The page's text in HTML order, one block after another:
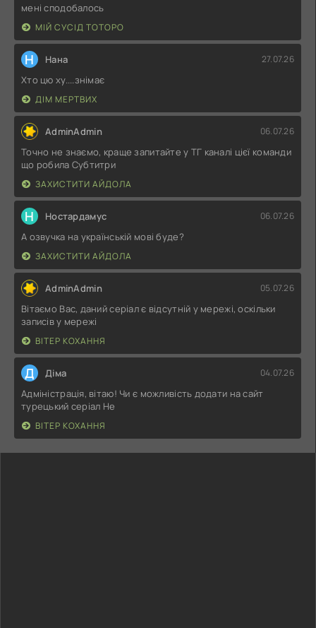
мені сподобалось
МІЙ СУСІД ТОТОРО
Н Нана 27.07.26
Хто цю ху....знімає
ДІМ МЕРТВИХ
AdminAdmin 06.07.26
Точно не знаємо, краще запитайте у ТГ каналі цієї команди
що робила Субтитри
ЗАХИСТИТИ АЙДОЛА
Н Ностардамус 06.07.26
А озвучка на українській мові буде?
ЗАХИСТИТИ АЙДОЛА
AdminAdmin 05.07.26
Вітаємо Вас, даний серіал є відсутній у мережі, оскільки
записів у мережі
ВІТЕР КОХАННЯ
Д Діма 04.07.26
Адміністрація, вітаю! Чи є можливість додати на сайт
турецький серіал Не
ВІТЕР КОХАННЯ